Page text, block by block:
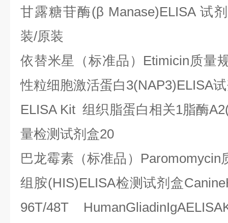
甘露糖苷酶(β Manase)ELISA 试
装/原装
依替米星（标准品） Etimicin质量
性粒细胞激活蛋白3(NAP3)ELISA
ELISA Kit组织脂蛋白相关1脂酶
量检测试剂盒20
巴龙霉素（标准品） Paromomycin
组胺(HIS)ELISA检测试剂盒
96T/48T